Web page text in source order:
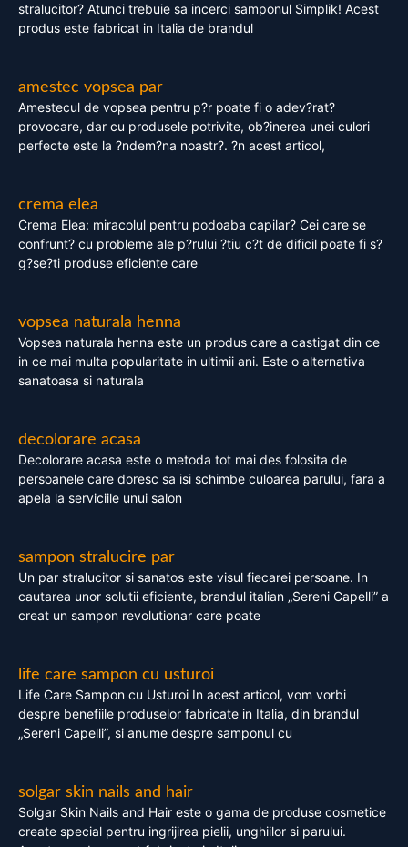
stralucitor? Atunci trebuie sa incerci samponul Simplik! Acest
produs este fabricat in Italia de brandul
amestec vopsea par
Amestecul de vopsea pentru p?r poate fi o adev?rat?
provocare, dar cu produsele potrivite, ob?inerea unei culori
perfecte este la ?ndem?na noastr?. ?n acest articol,
crema elea
Crema Elea: miracolul pentru podoaba capilar? Cei care se
confrunt? cu probleme ale p?rului ?tiu c?t de dificil poate fi s?
g?se?ti produse eficiente care
vopsea naturala henna
Vopsea naturala henna este un produs care a castigat din ce
in ce mai multa popularitate in ultimii ani. Este o alternativa
sanatoasa si naturala
decolorare acasa
Decolorare acasa este o metoda tot mai des folosita de
persoanele care doresc sa isi schimbe culoarea parului, fara a
apela la serviciile unui salon
sampon stralucire par
Un par stralucitor si sanatos este visul fiecarei persoane. In
cautarea unor solutii eficiente, brandul italian „Sereni Capelli” a
creat un sampon revolutionar care poate
life care sampon cu usturoi
Life Care Sampon cu Usturoi In acest articol, vom vorbi
despre benefiile produselor fabricate in Italia, din brandul
„Sereni Capelli”, si anume despre samponul cu
solgar skin nails and hair
Solgar Skin Nails and Hair este o gama de produse cosmetice
create special pentru ingrijirea pielii, unghiilor si parului.